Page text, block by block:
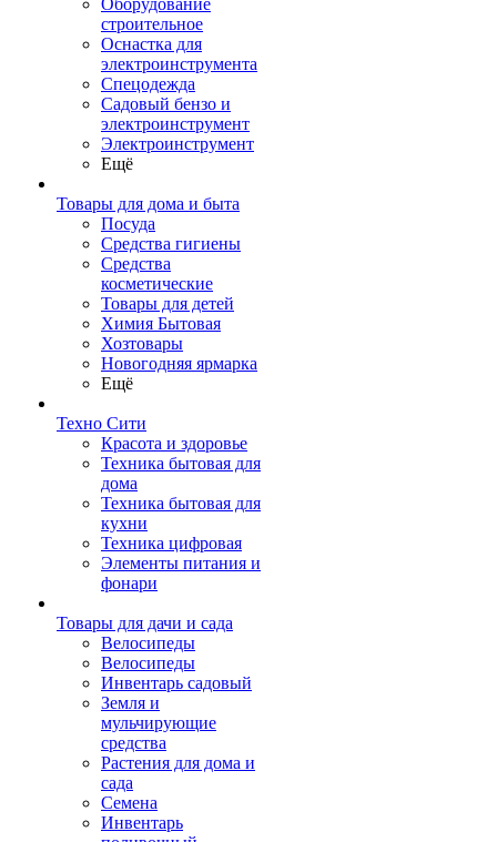
Оборудование
строительное
Оснастка для
электроинструмента
Спецодежда
Садовый бензо и
электроинструмент
Электроинструмент
Ещё
Товары для дома и быта
Посуда
Средства гигиены
Средства
косметические
Товары для детей
Химия Бытовая
Хозтовары
Новогодняя ярмарка
Ещё
Техно Сити
Красота и здоровье
Техника бытовая для
дома
Техника бытовая для
кухни
Техника цифровая
Элементы питания и
фонари
Товары для дачи и сада
Велосипеды
Велосипеды
Инвентарь садовый
Земля и
мульчирующие
средства
Растения для дома и
сада
Семена
Инвентарь